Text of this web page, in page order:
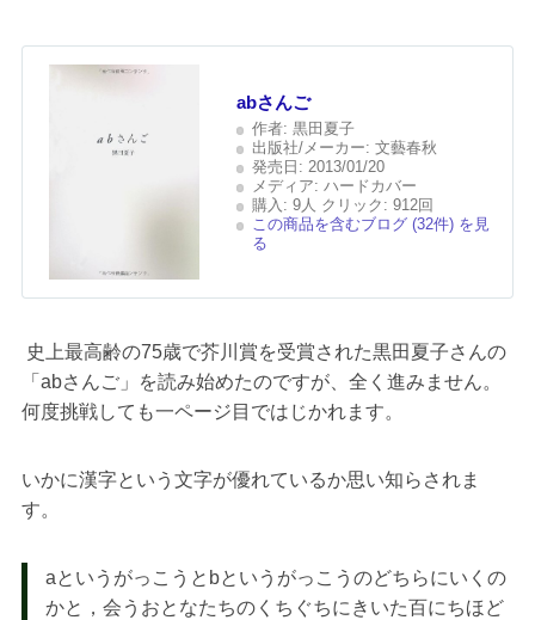
abさんご
作者: 黒田夏子
出版社/メーカー: 文藝春秋
発売日: 2013/01/20
メディア: ハードカバー
購入: 9人 クリック: 912回
この商品を含むブログ (32件) を見
る
史上最高齢の75歳で芥川賞を受賞された黒田夏子さんの
「abさんご」を読み始めたのですが、全く進みません。
何度挑戦しても一ページ目ではじかれます。
いかに漢字という文字が優れているか思い知らされま
す。
aというがっこうとbというがっこうのどちらにいくの
かと，会うおとなたちのくちぐちにきいた百にちほど